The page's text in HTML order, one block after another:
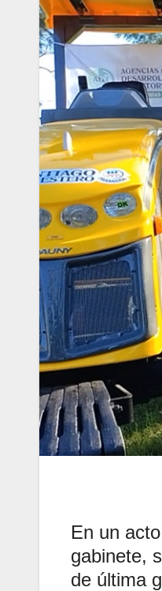
En un
gabinete,
de última